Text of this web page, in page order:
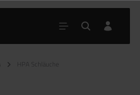
HPA Schläuche